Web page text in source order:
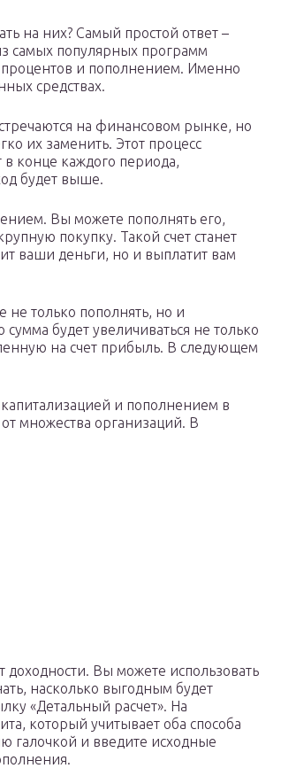
на них? Самый простой ответ –
самых популярных программ
процентов и пополнением. Именно
средствах.
на финансовом рынке, но
их заменить. Этот процесс
в конце каждого периода,
будет выше.
Вы можете пополнять его,
покупку. Такой счет станет
ваши деньги, но и выплатит вам
только пополнять, но и
будет увеличиваться не только
на счет прибыль. В следующем
и пополнением в
множества организаций. В
Вы можете использовать
насколько выгодным будет
«Детальный расчет». На
который учитывает оба способа
галочкой и введите исходные